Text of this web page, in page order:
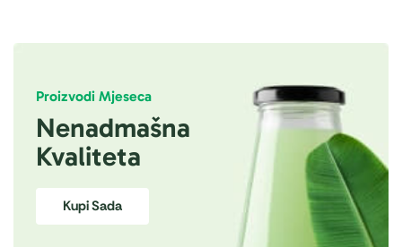
Proizvodi Mjeseca
Nenadmašna
Kvaliteta
Kupi Sada